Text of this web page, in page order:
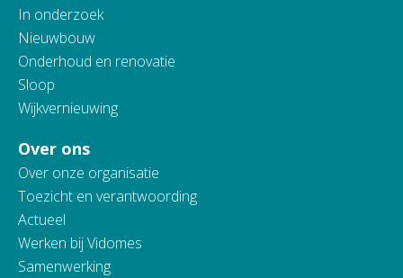
In onderzoek
Nieuwbouw
Onderhoud en renovatie
Sloop
Wijkvernieuwing
Over ons
Over onze organisatie
Toezicht en verantwoording
Actueel
Werken bij Vidomes
Samenwerking